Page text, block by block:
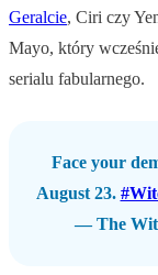
Geralcie, Ciri czy
Mayo, który
serialu fabularnego.
Face your
August 23.
— The